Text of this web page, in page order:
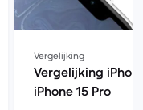
Vergelijking
Vergelijking
iPhone 15 Pro